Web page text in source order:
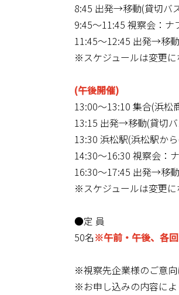
8:45 出発→移動(貸切バ
9:45～11:45 視察会：
11:45～12:45 出発→移
※スケジュールは変更に
(午後開催)
13:00～13:10 集合(浜松
13:15 出発→移動(貸切
13:30 浜松駅(浜松駅か
14:30～16:30 視察会：
16:30～17:45 出発→移
※スケジュールは変更に
●定 員
50名※午前・午後、各
※視察先企業様のご意向
※お申し込みの内容によ